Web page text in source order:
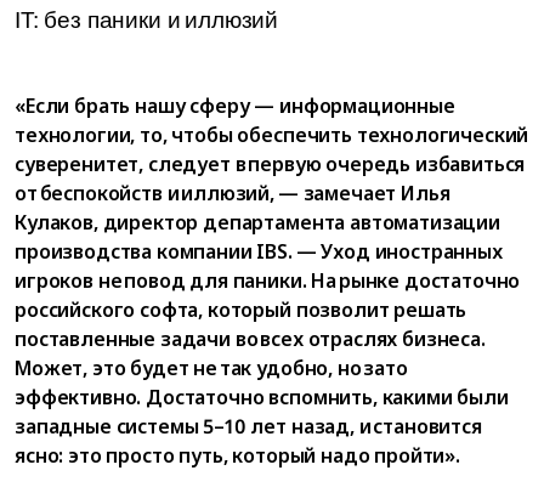
IT: бeз пaники и иллюзий
«Если брать нашу сферу — информационные
технологии, то, чтобы обеспечить технологический
суверенитет, следует в первую очередь избавиться
от беспокойств и иллюзий, — замечает Илья
Кулаков, директор департамента автоматизации
производства компании IBS. — Уход иностранных
игроков не повод для паники. На рынке достаточно
российского софта, который позволит решать
поставленные задачи во всех отраслях бизнеса.
Может, это будет не так удобно, но зато
эффективно. Достаточно вспомнить, какими были
западные системы 5–10 лет назад, и становится
ясно: это просто путь, который надо пройти».